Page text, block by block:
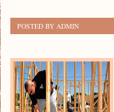
POSTED BY ADMIN